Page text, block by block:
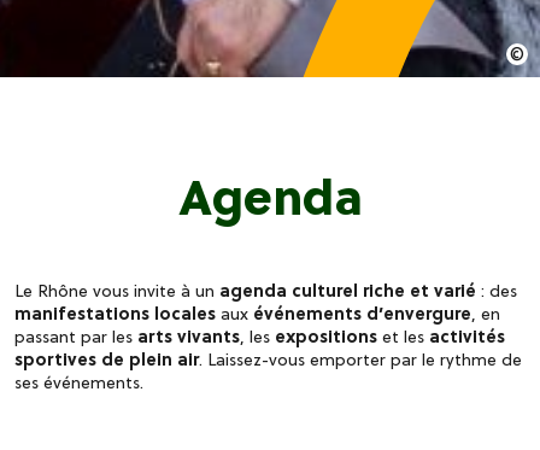
Agenda
Le Rhône vous invite à un agenda culturel riche et varié : des
manifestations locales aux événements d’envergure, en
passant par les arts vivants, les expositions et les activités
sportives de plein air. Laissez-vous emporter par le rythme de
ses événements.